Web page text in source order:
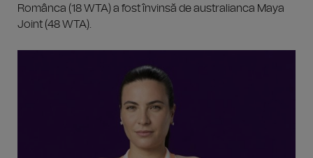
Românca (18 WTA) a fost învinsă de australianca Maya
Joint (48 WTA).